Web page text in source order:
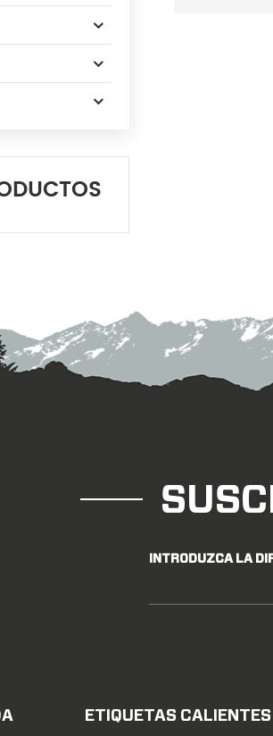
INTRODUZCA LA
ETIQUETAS CALIENTES